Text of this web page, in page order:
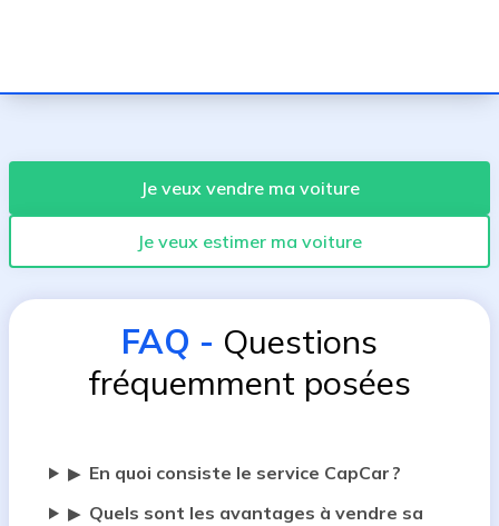
Je veux vendre ma voiture
Je veux estimer ma voiture
FAQ - Questions
fréquemment posées
▶ En quoi consiste le service CapCar ?
▶ Quels sont les avantages à vendre sa